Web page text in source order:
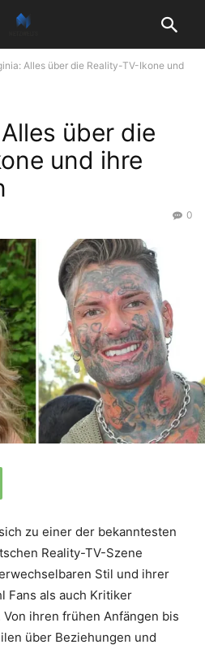
Alles über die Reality-TV-Ikone und
über die
und ihre
0
zu einer der bekanntesten
Reality-TV-Szene
Stil und ihrer
Fans als auch Kritiker
ihren frühen Anfängen bis
über Beziehungen und